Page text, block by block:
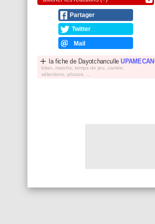
Partager
Twitter
Mail
la fiche de Dayotchanculle
bilan, matchs, temps de jeu, carriée,
sélections, photos, ...